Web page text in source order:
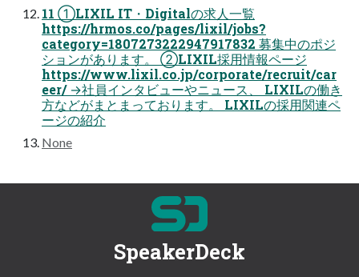
11 ①LIXIL IT・Digitalの求人一覧
https://hrmos.co/pages/lixil/jobs?
category=1807273222947917832 募集中のポジ
ションがあります。 ②LIXIL採用情報ページ
https://www.lixil.co.jp/corporate/recruit/car
eer/ →社員インタビューやニュース、 LIXILの働き
方などがまとまっております。 LIXILの採用関連ペ
ージの紹介
None
SpeakerDeck